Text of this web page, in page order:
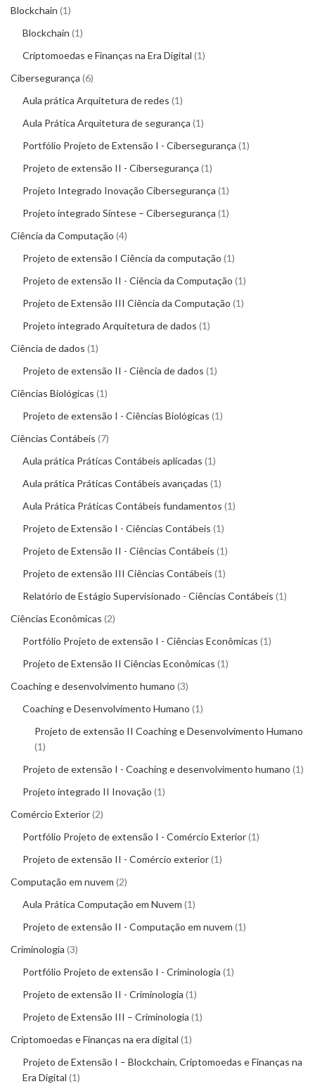
Blockchain 1
Blockchain 1
Criptomoedas e Finanças na Era Digital 1
Cibersegurança 6
Aula prática Arquitetura de redes 1
Aula Prática Arquitetura de segurança 1
Portfólio Projeto de Extensão I - Cibersegurança 1
Projeto de extensão II - Cibersegurança 1
Projeto Integrado Inovação Cibersegurança 1
Projeto integrado Síntese – Cibersegurança 1
Ciência da Computação 4
Projeto de extensão I Ciência da computação 1
Projeto de extensão II - Ciência da Computação 1
Projeto de Extensão III Ciência da Computação 1
Projeto integrado Arquitetura de dados 1
Ciência de dados 1
Projeto de extensão II - Ciência de dados 1
Ciências Biológicas 1
Projeto de extensão I - Ciências Biológicas 1
Ciências Contábeis 7
Aula prática Práticas Contábeis aplicadas 1
Aula prática Práticas Contábeis avançadas 1
Aula Prática Práticas Contábeis fundamentos 1
Projeto de Extensão I - Ciências Contábeis 1
Projeto de Extensão II - Ciências Contábeis 1
Projeto de extensão III Ciências Contábeis 1
Relatório de Estágio Supervisionado - Ciências Contábeis 1
Ciências Econômicas 2
Portfólio Projeto de extensão I - Ciências Econômicas 1
Projeto de Extensão II Ciências Econômicas 1
Coaching e desenvolvimento humano 3
Coaching e Desenvolvimento Humano 1
Projeto de extensão II Coaching e Desenvolvimento Humano
1
Projeto de extensão I - Coaching e desenvolvimento humano 1
Projeto integrado II Inovação 1
Comércio Exterior 2
Portfólio Projeto de extensão I - Comércio Exterior 1
Projeto de extensão II - Comércio exterior 1
Computação em nuvem 2
Aula Prática Computação em Nuvem 1
Projeto de extensão II - Computação em nuvem 1
Criminologia 3
Portfólio Projeto de extensão I - Criminologia 1
Projeto de extensão II - Criminologia 1
Projeto de Extensão III – Criminologia 1
Criptomoedas e Finanças na era digital 1
Projeto de Extensão I – Blockchain, Criptomoedas e Finanças na
Era Digital 1